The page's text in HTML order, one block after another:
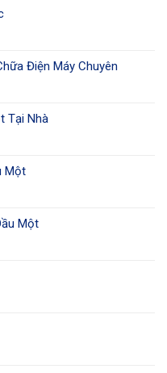
Điện Máy Chuyên
Tại Nhà
Một
Một